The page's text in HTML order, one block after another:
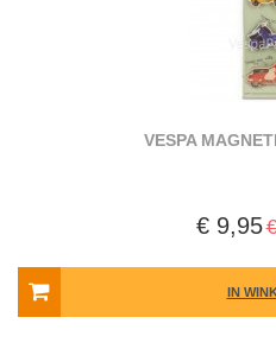
VESPA
€ 9,95
IN